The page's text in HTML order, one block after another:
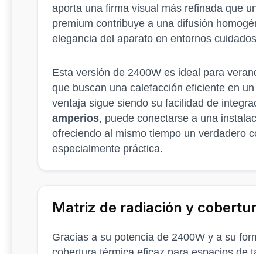
aporta una firma visual más refinada que
premium contribuye a una difusión
elegancia del aparato en entornos
Esta versión de 2400W es ideal para
que buscan una calefacción eficiente en
ventaja sigue siendo su facilidad de
amperios, puede conectarse a una
ofreciendo al mismo tiempo un verdadero
especialmente práctica.
Matriz de radiación y
Gracias a su potencia de 2400W y a su